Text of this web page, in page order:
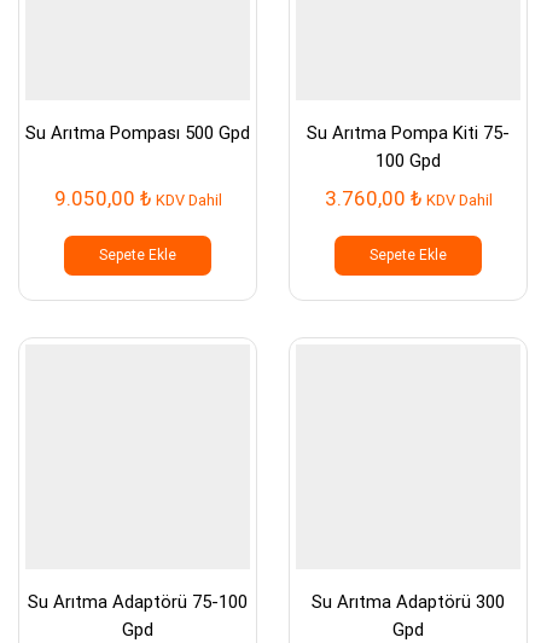
Su Arıtma Pompası 500 Gpd
9.050,00 ₺ KDV Dahil
Sepete Ekle
Su Arıtma Pompa Kiti 75-
100 Gpd
3.760,00 ₺ KDV Dahil
Sepete Ekle
Su Arıtma Adaptörü 75-100
Gpd
Su Arıtma Adaptörü 300
Gpd